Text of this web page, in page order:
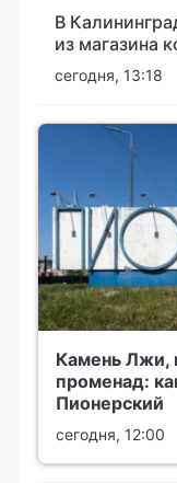
В
из магазина
сегодня, 13:18
Камень Лжи,
променад:
Пионерский
сегодня, 12:00